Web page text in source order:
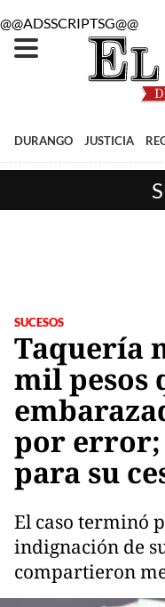
@@ADSSCRIPTSG@@
DURANGO JUSTICIA
SUCESOS
Taquería
mil pesos
por error;
para su
El caso terminó
indignación de
compartieron